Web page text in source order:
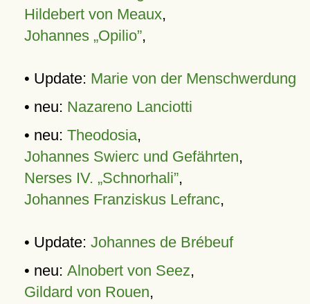
Hildebert von Meaux,
Johannes „Opilio”,
• Update: Marie von der Menschwerdung
• neu: Nazareno Lanciotti
• neu: Theodosia,
Johannes Swierc und Gefährten,
Nerses IV. „Schnorhali”,
Johannes Franziskus Lefranc,
• Update: Johannes de Brébeuf
• neu: Alnobert von Seez,
Gildard von Rouen,